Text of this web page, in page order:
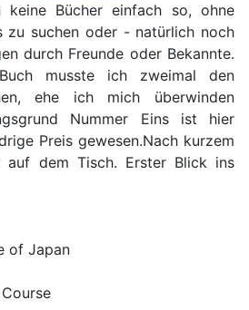
keine Bücher einfach so, ohne
zu suchen oder - natürlich noch
durch Freunde oder Bekannte.
musste ich zweimal den
ehe ich mich überwinden
Nummer Eins ist hier
Preis gewesen.Nach kurzem
auf dem Tisch. Erster Blick ins
of Japan